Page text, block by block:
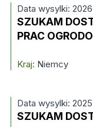
Data wysylki:
SZUKAM
PRAC
Kraj: Niemcy
Data wysylki:
SZUKAM